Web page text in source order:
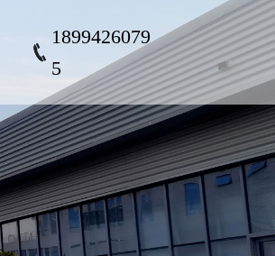
1899426079
5